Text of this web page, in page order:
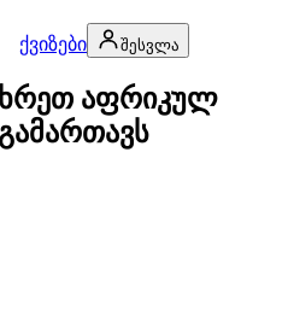
ქვიზები შესვლა
აფრიკულ